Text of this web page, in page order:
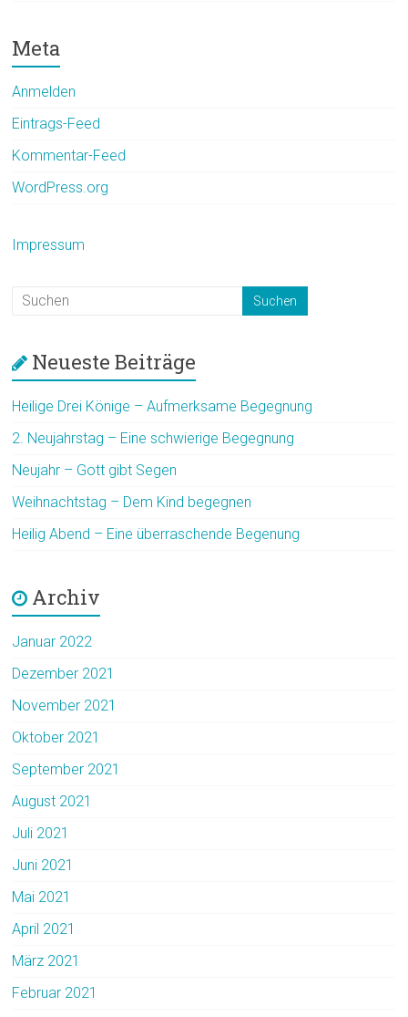
Meta
Anmelden
Eintrags-Feed
Kommentar-Feed
WordPress.org
Impressum
Neueste Beiträge
Heilige Drei Könige – Aufmerksame Begegnung
2. Neujahrstag – Eine schwierige Begegnung
Neujahr – Gott gibt Segen
Weihnachtstag – Dem Kind begegnen
Heilig Abend – Eine überraschende Begenung
Archiv
Januar 2022
Dezember 2021
November 2021
Oktober 2021
September 2021
August 2021
Juli 2021
Juni 2021
Mai 2021
April 2021
März 2021
Februar 2021